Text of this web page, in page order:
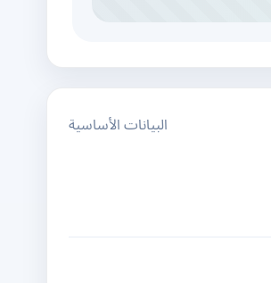
البيانات الأساسية